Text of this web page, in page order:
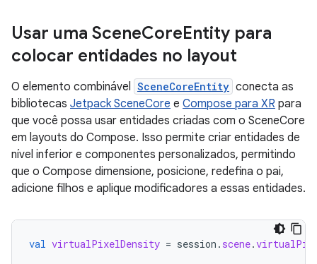
Usar uma SceneCoreEntity para
colocar entidades no layout
O elemento combinável SceneCoreEntity conecta as
bibliotecas Jetpack SceneCore e Compose para XR para
que você possa usar entidades criadas com o SceneCore
em layouts do Compose. Isso permite criar entidades de
nível inferior e componentes personalizados, permitindo
que o Compose dimensione, posicione, redefina o pai,
adicione filhos e aplique modificadores a essas entidades.
val virtualPixelDensity = session . scene.